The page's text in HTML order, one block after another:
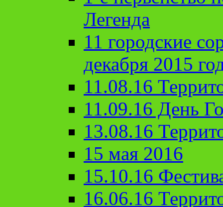
Легенда
11 городские
декабря 2015
11.08.16
11.09.16 День
13.08.16
15 мая 2016
15.10.16
16.06.16